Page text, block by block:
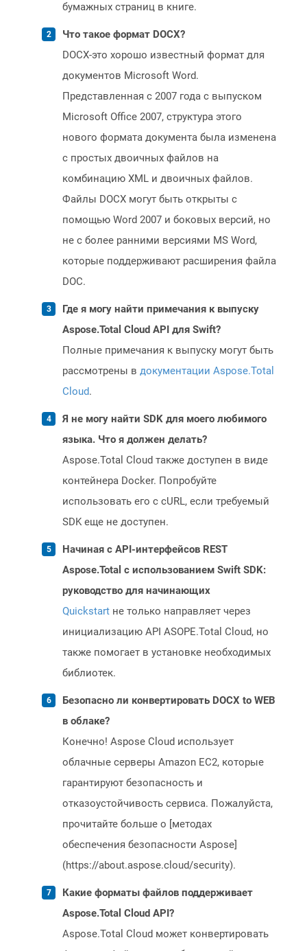
бумажных страниц в книге.
Что такое формат DOCX?
DOCX-это хорошо известный формат для
документов Microsoft Word.
Представленная с 2007 года с выпуском
Microsoft Office 2007, структура этого
нового формата документа была изменена
с простых двоичных файлов на
комбинацию XML и двоичных файлов.
Файлы DOCX могут быть открыты с
помощью Word 2007 и боковых версий, но
не с более ранними версиями MS Word,
которые поддерживают расширения файла
DOC.
Где я могу найти примечания к выпуску
Aspose.Total Cloud API для Swift?
Полные примечания к выпуску могут быть
рассмотрены в документации Aspose.Total
Cloud.
Я не могу найти SDK для моего любимого
языка. Что я должен делать?
Aspose.Total Cloud также доступен в виде
контейнера Docker. Попробуйте
использовать его с cURL, если требуемый
SDK еще не доступен.
Начиная с API-интерфейсов REST
Aspose.Total с использованием Swift SDK:
руководство для начинающих
Quickstart не только направляет через
инициализацию API ASOPE.Total Cloud, но
также помогает в установке необходимых
библиотек.
Безопасно ли конвертировать DOCX to WEB
в облаке?
Конечно! Aspose Cloud использует
облачные серверы Amazon EC2, которые
гарантируют безопасность и
отказоустойчивость сервиса. Пожалуйста,
прочитайте больше о [методах
обеспечения безопасности Aspose]
(https://about.aspose.cloud/security).
Какие форматы файлов поддерживает
Aspose.Total Cloud API?
Aspose.Total Cloud может конвертировать